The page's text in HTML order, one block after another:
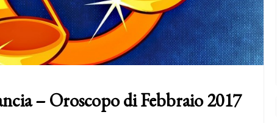
– Oroscopo di Febbraio 2017